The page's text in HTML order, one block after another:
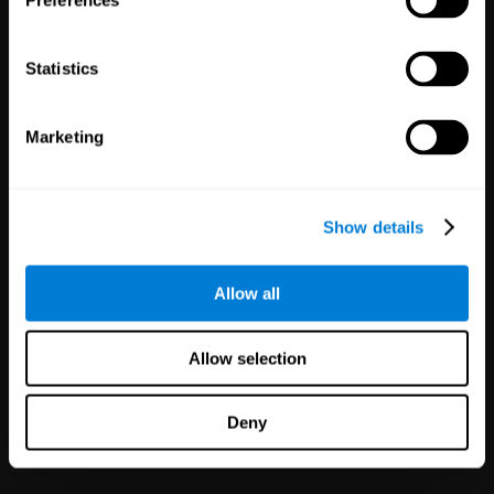
Statistics
Marketing
Show details
Allow all
Allow selection
Deny
Użytkownicy
Popraw swoją ofertę i
kilku minut dzięki technologii
psychicznego!